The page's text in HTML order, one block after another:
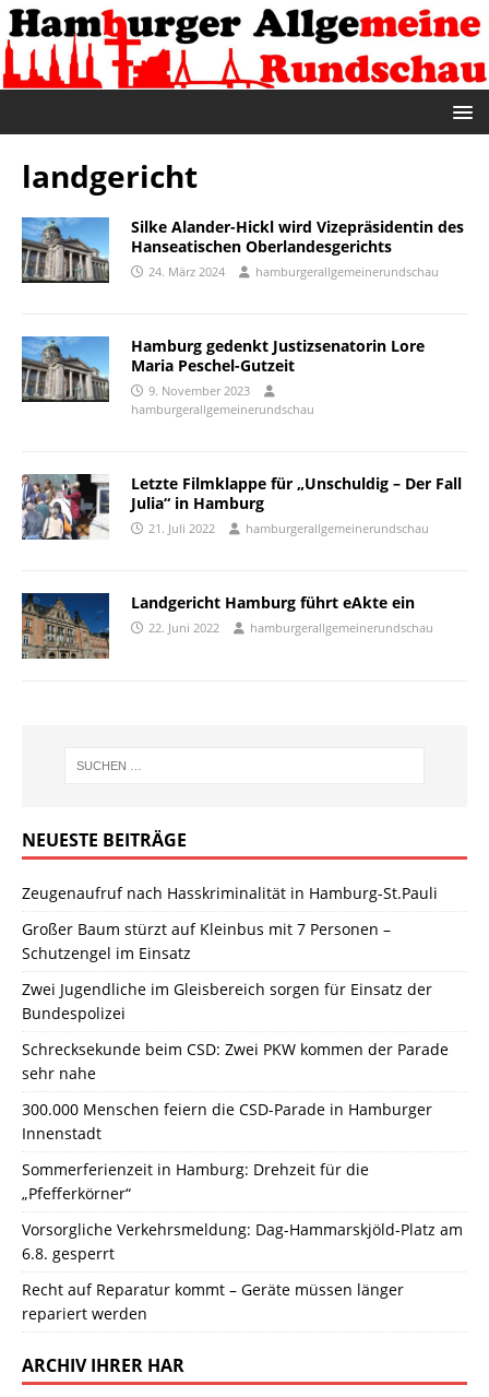
landgericht
Silke Alander-Hickl wird Vizepräsidentin des
Hanseatischen Oberlandesgerichts
24. März 2024 hamburgerallgemeinerundschau
Hamburg gedenkt Justizsenatorin Lore
Maria Peschel-Gutzeit
9. November 2023
hamburgerallgemeinerundschau
Letzte Filmklappe für „Unschuldig – Der Fall
Julia“ in Hamburg
21. Juli 2022 hamburgerallgemeinerundschau
Landgericht Hamburg führt eAkte ein
22. Juni 2022 hamburgerallgemeinerundschau
NEUESTE BEITRÄGE
Zeugenaufruf nach Hasskriminalität in Hamburg-St.Pauli
Großer Baum stürzt auf Kleinbus mit 7 Personen –
Schutzengel im Einsatz
Zwei Jugendliche im Gleisbereich sorgen für Einsatz der
Bundespolizei
Schrecksekunde beim CSD: Zwei PKW kommen der Parade
sehr nahe
300.000 Menschen feiern die CSD-Parade in Hamburger
Innenstadt
Sommerferienzeit in Hamburg: Drehzeit für die
„Pfefferkörner“
Vorsorgliche Verkehrsmeldung: Dag-Hammarskjöld-Platz am
6.8. gesperrt
Recht auf Reparatur kommt – Geräte müssen länger
repariert werden
ARCHIV IHRER HAR